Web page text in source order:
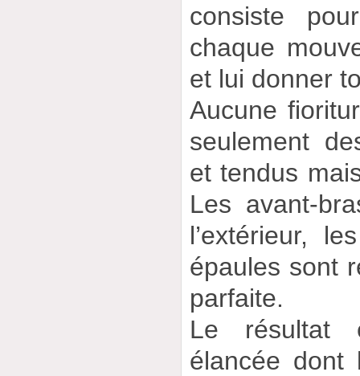
consiste
chaque
et lui donner
Aucune
seulement
et tendus
Les avant-
l’extérieur,
épaules sont
parfaite.
Le résultat
élancée dont